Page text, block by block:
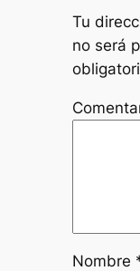
Tu
no será
Nombre